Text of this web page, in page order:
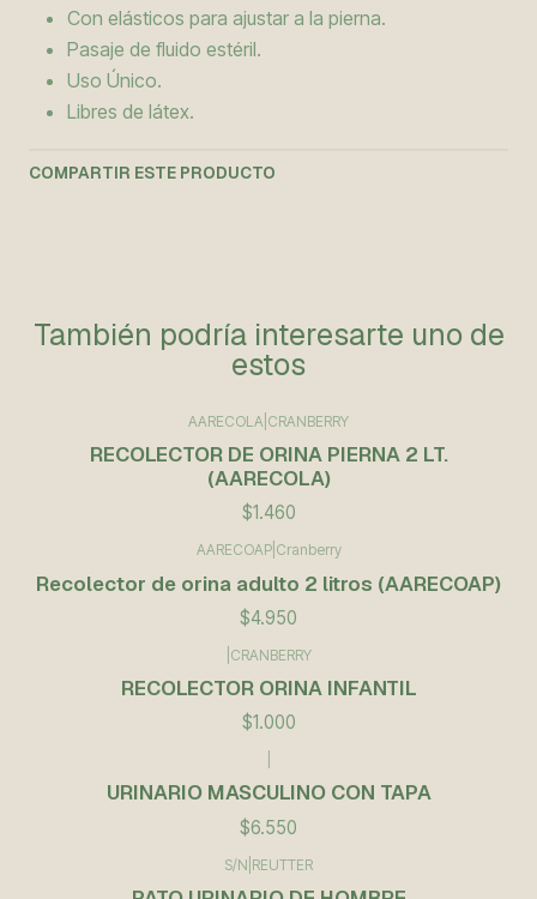
Con elásticos para ajustar a la pierna.
Pasaje de fluido estéril.
Uso Único.
Libres de látex.
COMPARTIR ESTE PRODUCTO
También podría interesarte uno de
estos
AARECOLA CRANBERRY
RECOLECTOR DE ORINA PIERNA 2 LT.
(AARECOLA)
$1.460
AARECOAP| Cranberry
Recolector de orina adulto 2 litros (AARECOAP)
$4.950
CRANBERRY
RECOLECTOR ORINA INFANTIL
$1.000
URINARIO MASCULINO CON TAPA
$6.550
S/N REUTTER